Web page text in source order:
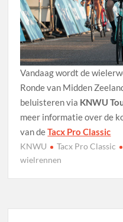
Vandaag wordt de
Ronde van Midden
beluisteren via KNWU
meer informatie over de
van deTacx Pro Classic
KNWU Tacx Pro Classic
wielrennen